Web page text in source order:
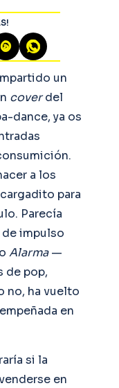
un
coverdel
dance, ya os
a los
para
Parecía
impulso
Alarma—
de pop,
no, ha vuelto
en
si la
en